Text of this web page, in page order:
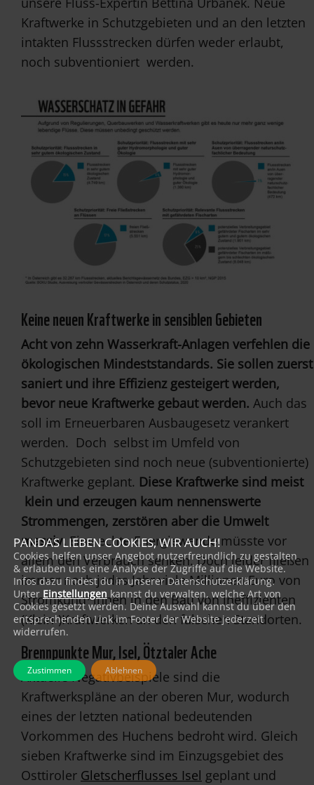
Kraftwerke in Schutzgebieten und an den letzten
intakten Flussstrecken dürfen weder erlaubt,
noch subventioniert werden.
Keine neuen Kraftwerke in sensiblen Gebieten
Acht von zehn Wasserkraft-Anlagen verfehlen die
ökologischen Mindeststandards. Sie sollen zuerst
saniert und ihre Effizienz gesteigert werden,
bevor neue Kraftwerke gebaut werden. Auch das
soll im Erneuerbaren Ausbaugesetz verankert
werden. Doch selbst im Umfeld von
Schutzgebieten sind noch neue (subventionierte)
Kraftwerke geplant. Diese Kraftwerke sind meist
klein und erzeugen kaum nennenswerte
Strommengen, zerstören aber die Umwelt
massiv. Eine echte Energiewende müsste vor
allem den Verbrauch senken. Doch leider fließen
immer noch jedes Jahr viele Millionen Euro von
Stromkund*innen in den Bau von ineffizienten
(Klein-)Kraftwerken an den falschen Standorten.
Brennpunkte Mur, Isel, Ötztaler Ache
Aktuelle Negativbeispiele sind die
Kraftwerkspläne an der oberen Mur, wodurch
eines der letzten national bedeutenden
Vorkommen des Huchens bedroht wird. Gleich
sieben Kraftwerke sind im Einzugsgebiet des
Osttiroler Gletscherflusses Isel geplant und
PANDAS LIEBEN COOKIES, WIR AUCH!
Cookies helfen unser Angebot nutzerfreundlich zu gestalten
& erlauben uns eine Analyse der Zugriffe auf die Website.
Infos dazu findest du in unserer Datenschutzerklärung.
Unter Einstellungen kannst du verwalten, welche Art von
Cookies gesetzt werden. Deine Auswahl kannst du über den
entsprechenden Link im Footer der Website jederzeit
widerrufen.
Zustimmen Ablehnen